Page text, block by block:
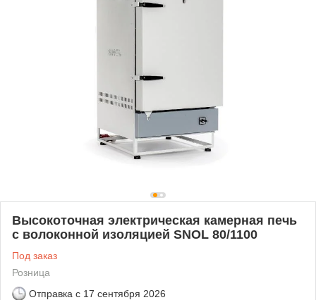
Высокоточная электрическая камерная печь
с волоконной изоляцией SNOL 80/1100
Под заказ
Розница
Отправка с 17 сентября 2026